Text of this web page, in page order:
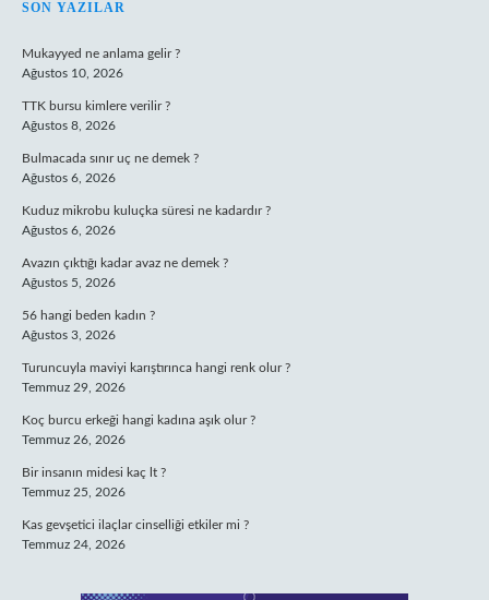
SIDEBAR
SON YAZILAR
Mukayyed ne anlama gelir ?
Ağustos 10, 2026
TTK bursu kimlere verilir ?
Ağustos 8, 2026
Bulmacada sınır uç ne demek ?
Ağustos 6, 2026
Kuduz mikrobu kuluçka süresi ne kadardır ?
Ağustos 6, 2026
Avazın çıktığı kadar avaz ne demek ?
Ağustos 5, 2026
56 hangi beden kadın ?
Ağustos 3, 2026
Turuncuyla maviyi karıştırınca hangi renk olur ?
Temmuz 29, 2026
Koç burcu erkeği hangi kadına aşık olur ?
Temmuz 26, 2026
Bir insanın midesi kaç lt ?
Temmuz 25, 2026
Kas gevşetici ilaçlar cinselliği etkiler mi ?
Temmuz 24, 2026